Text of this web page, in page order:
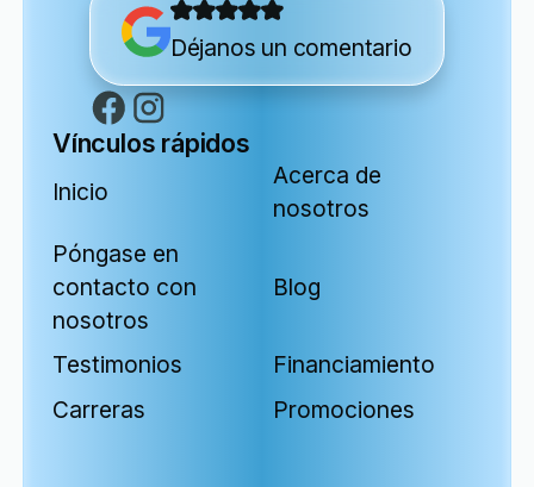
Déjanos un comentario
Vínculos rápidos
Inicio
Acerca de
nosotros
Póngase en
contacto con
nosotros
Blog
Testimonios
Financiamiento
Carreras
Promociones